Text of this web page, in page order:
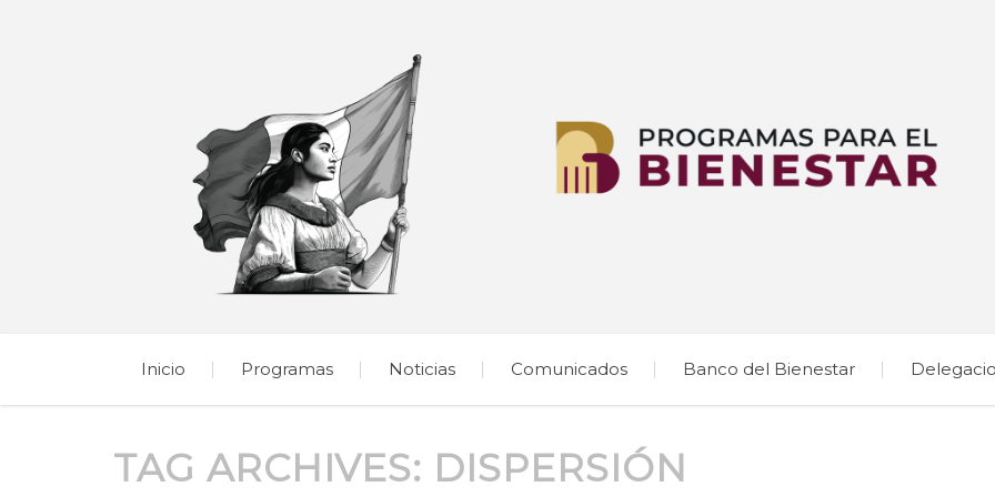
Inicio Programas Noticias Comunicados Banco del Bienestar
TAG ARCHIVES: DISPERSIÓN